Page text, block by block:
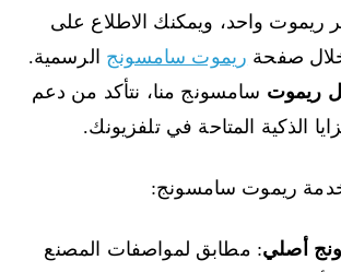
ريموت واحد، ويمكنك الاطلاع على
صفحة ريموت سامسونج الرسمية.
ريموت سامسونج منا، نتأكد من دعم
الذكية المتاحة في تلفزيونك.
ريموت سامسونج:
أصلي: مطابق لمواصفات المصنع